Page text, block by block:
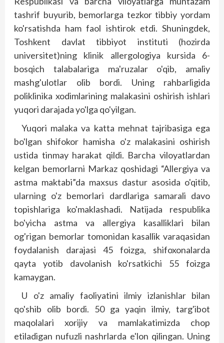
tashrif buyurib, bemorlarga tezkor tibbiy yordam
ko'rsatishda ham faol ishtirok etdi. Shuningdek,
Toshkent davlat tibbiyot instituti (hozirda
universitet)ning klinik allergologiya kursida 6-
bosqich talabalariga ma'ruzalar o'qib, amaliy
mashg'ulotlar olib bordi. Uning rahbarligida
poliklinika xodimlarining malakasini oshirish ishlari
yuqori darajada yo'lga qo'yilgan.
Yuqori malaka va katta mehnat tajribasiga ega
bo'lgan shifokor hamisha o'z malakasini oshirish
ustida tinmay harakat qildi. Barcha viloyatlardan
kelgan bemorlarni Markaz qoshidagi “Allergiya va
astma maktabi”da maxsus dastur asosida o'qitib,
ularning o'z bemorlari dardlariga samarali davo
topishlariga ko'maklashadi. Natijada respublika
bo'yicha astma va allergiya kasalliklari bilan
og'rigan bemorlar tomonidan kasallik varaqasidan
foydalanish darajasi 45 foizga, shifoxonalarda
qayta yotib davolanish ko'rsatkichi 55 foizga
kamaygan.
U o'z amaliy faoliyatini ilmiy izlanishlar bilan
qo'shib olib bordi. 50 ga yaqin ilmiy, targ'ibot
maqolalari xorijiy va mamlakatimizda chop
etiladigan nufuzli nashrlarda e'lon qilingan. Uning